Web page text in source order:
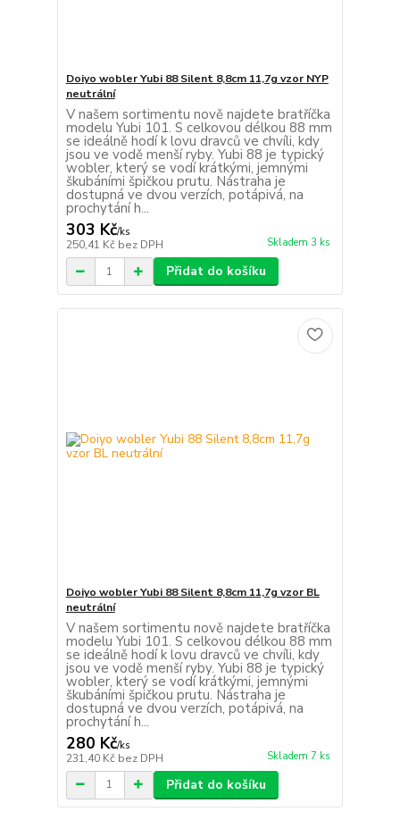
Doiyo wobler Yubi 88 Silent 8,8cm 11,7g vzor NYP
neutrální
V našem sortimentu nově najdete bratříčka
modelu Yubi 101. S celkovou délkou 88 mm
se ideálně hodí k lovu dravců ve chvíli, kdy
jsou ve vodě menší ryby. Yubi 88 je typický
wobler, který se vodí krátkými, jemnými
škubáními špičkou prutu. Nástraha je
dostupná ve dvou verzích, potápivá, na
prochytání h...
303 Kč/ks
250,41 Kč bez DPH Skladem 3 ks
Přidat do košíku
Doiyo wobler Yubi 88 Silent 8,8cm 11,7g vzor BL
neutrální
V našem sortimentu nově najdete bratříčka
modelu Yubi 101. S celkovou délkou 88 mm
se ideálně hodí k lovu dravců ve chvíli, kdy
jsou ve vodě menší ryby. Yubi 88 je typický
wobler, který se vodí krátkými, jemnými
škubáními špičkou prutu. Nástraha je
dostupná ve dvou verzích, potápivá, na
prochytání h...
280 Kč/ks
231,40 Kč bez DPH Skladem 7 ks
Přidat do košíku